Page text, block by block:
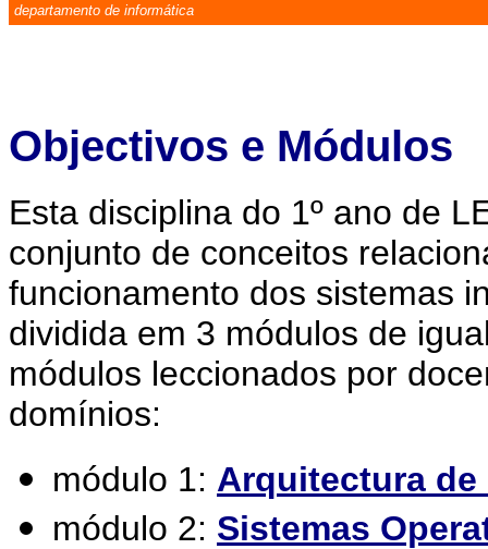
departamento de informática
Objectivos e Módulos
Esta disciplina do 1º ano de
conjunto de conceitos
funcionamento dos sistemas
dividida em 3 módulos de
módulos leccionados por
domínios:
módulo 1: Arquitectura
módulo 2: Sistemas